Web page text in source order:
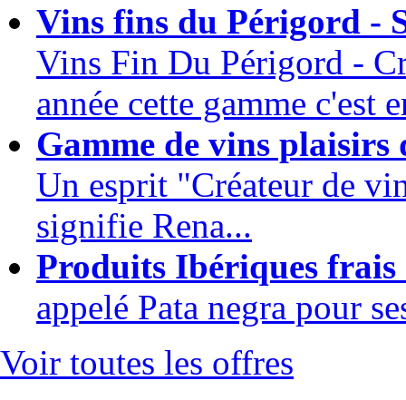
Vins fins du Périgord -
Vins Fin Du Périgord -
année cette gamme c'est
Gamme de vins
Un esprit "Créateur de
signifie Rena...
Produits Ibériques frais
appelé Pata negra pour
Voir toutes les offres